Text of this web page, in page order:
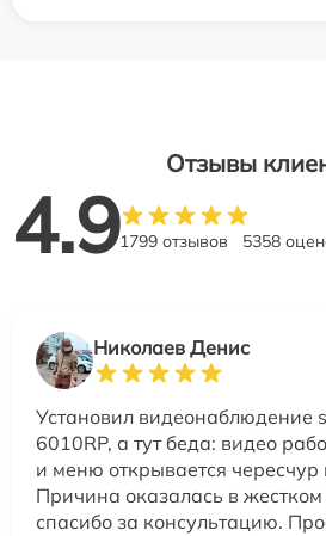
Отзывы
4.91799 отзывов 5358
Николаев Денис
Установил видеонаблюдение
6010RP, а тут беда: видео
и меню открывается чересчур
Причина оказалась в
спасибо за консультацию.